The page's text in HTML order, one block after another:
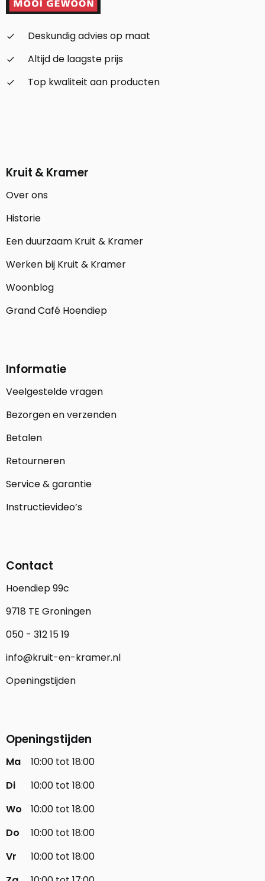
check_small
Deskundig advies op maat
check_small
Altijd de laagste prijs
check_small
Top kwaliteit aan producten
Kruit & Kramer
Over ons
Historie
Een duurzaam Kruit & Kramer
Werken bij Kruit & Kramer
Woonblog
Grand Café Hoendiep
Informatie
Veelgestelde vragen
Bezorgen en verzenden
Betalen
Retourneren
Service & garantie
Instructievideo’s
Contact
Hoendiep 99c
9718 TE Groningen
050 - 312 15 19
info@kruit-en-kramer.nl
Openingstijden
Openingstijden
Ma
10:00 tot 18:00
Di
10:00 tot 18:00
Wo
10:00 tot 18:00
Do
10:00 tot 18:00
Vr
10:00 tot 18:00